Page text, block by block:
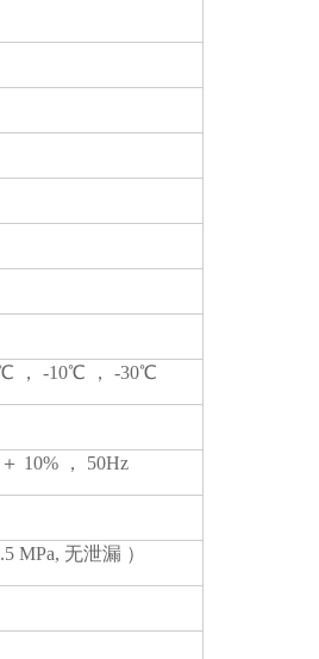
， -10℃ ， -30℃
10% ， 50Hz
MPa, 无泄漏 ）